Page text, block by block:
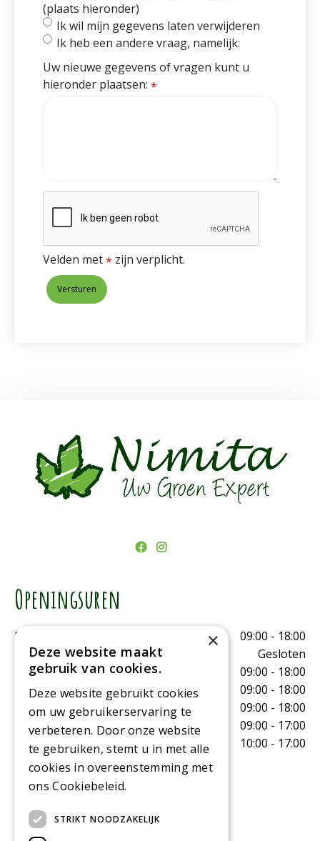
(plaats hieronder)
Ik wil mijn gegevens laten verwijderen
Ik heb een andere vraag, namelijk:
Uw nieuwe gegevens of vragen kunt u
hieronder plaatsen: *
Velden met* zijn verplicht.
Openingsuren
Maandag
09:00 - 18:00
Dinsdag
Gesloten
Woensdag
09:00 - 18:00
Donderdag
09:00 - 18:00
Vrijdag
09:00 - 18:00
Zaterdag
09:00 - 17:00
Zondag
10:00 - 17:00
Toon alle openingstijden
×
Deze website maakt
gebruik van cookies.
Deze website gebruikt cookies
om uw gebruikerservaring te
verbeteren. Door onze website
te gebruiken, stemt u in met alle
cookies in overeenstemming met
ons Cookiebeleid.
STRIKT NOODZAKELIJK